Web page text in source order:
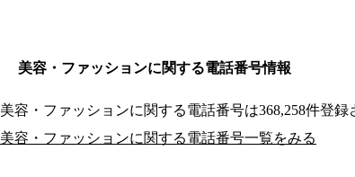
美容・ファッションに関する電話番号情報
美容・ファッションに関する電話番号は368,258件登録
美容・ファッションに関する電話番号一覧をみる